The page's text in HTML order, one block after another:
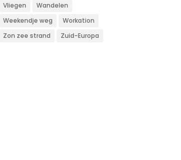
Vliegen
Wandelen
Weekendje weg
Workation
Zon zee strand
Zuid-Europa